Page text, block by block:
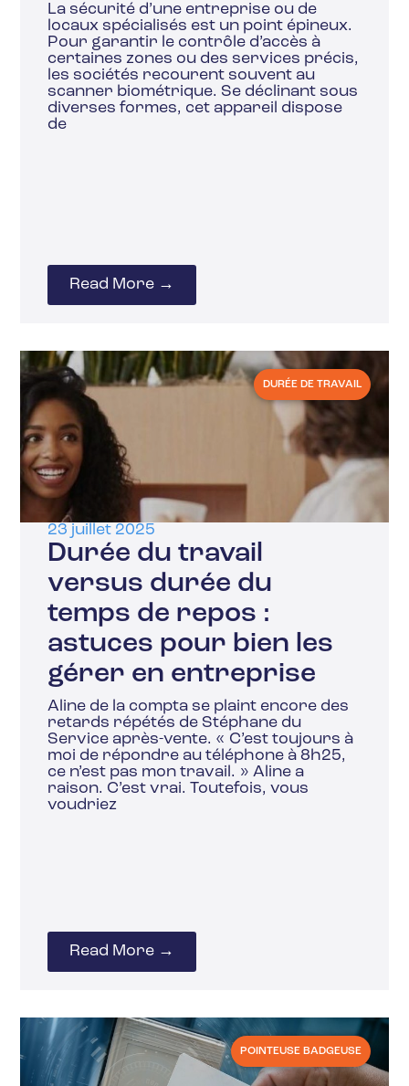
La sécurité d’une entreprise ou de
locaux spécialisés est un point épineux.
Pour garantir le contrôle d’accès à
certaines zones ou des services précis,
les sociétés recourent souvent au
scanner biométrique. Se déclinant sous
diverses formes, cet appareil dispose
de
Read More →
DURÉE DE TRAVAIL
23 juillet 2025
Durée du travail
versus durée du
temps de repos :
astuces pour bien les
gérer en entreprise
Aline de la compta se plaint encore des
retards répétés de Stéphane du
Service après-vente. « C’est toujours à
moi de répondre au téléphone à 8h25,
ce n’est pas mon travail. » Aline a
raison. C’est vrai. Toutefois, vous
voudriez
Read More →
POINTEUSE BADGEUSE